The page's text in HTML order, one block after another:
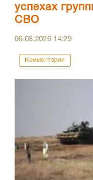
успехах
СВО
06.08.2026 14:29
Комментарии